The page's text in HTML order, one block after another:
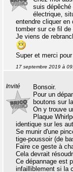
suis dépêché
électrique,
entendre cliquer
tomber sur ce fil de
Je viens de
Super et merci
17 septembre 2019 à
Invité
Bonsoir.
Pour un
boutons sur
On y trouve
Plaque
identique sur les
Se munir d'une
tige-poussoir (de
Faire ce geste à
Cela devrait
Ce dépannage est
infailliblement si la